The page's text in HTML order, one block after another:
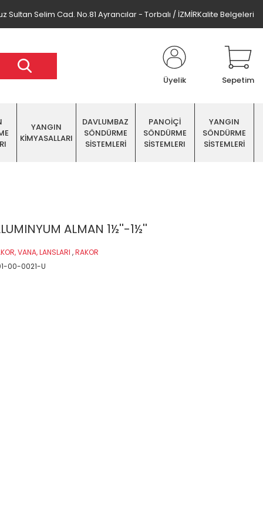
Sultan Selim Cad. No.81 Ayrancılar - Torbalı / İZMİRKalite Belgeleri
Üyelik Sepetim
YANGIN
KİMYASALLARI
DAVLUMBAZ
SÖNDÜRME
SİSTEMLERİ
PANOİÇİ
SÖNDÜRME
SİSTEMLERI
YANGIN
SÖNDÜRME
SİSTEMLERİ
ALMAN 1½''-1½''
VANA, LANSLARI ,RAKOR
00-0021-U